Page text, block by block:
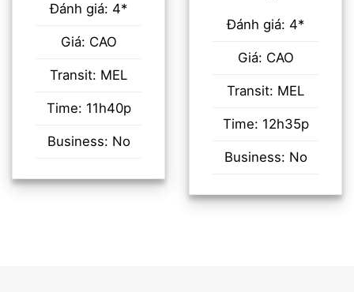
Đánh giá: 4*
Giá: CAO
Transit: MEL
Time: 11h40p
Business: No
Đánh giá: 4*
Giá: CAO
Transit: MEL
Time: 12h35p
Business: No